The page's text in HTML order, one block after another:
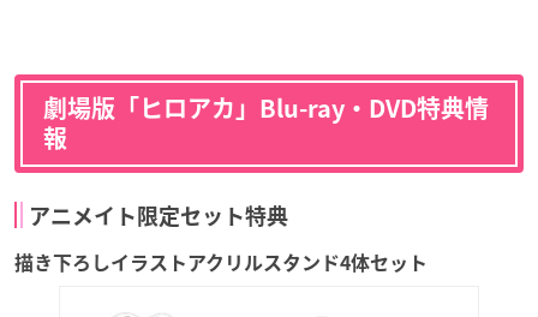
劇場版「ヒロアカ」Blu-ray・DVD特典情
報
アニメイト限定セット特典
描き下ろしイラストアクリルスタンド4体セット